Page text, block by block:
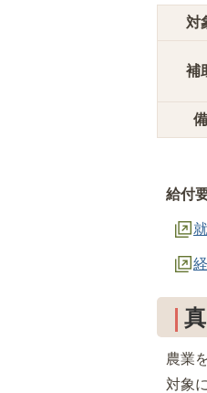
対
補
給付
農業
対象